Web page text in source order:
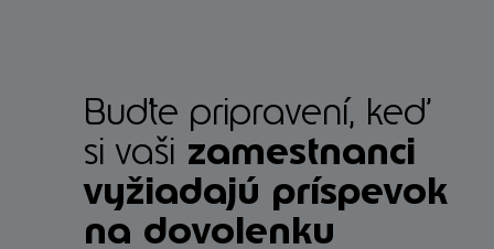
Buďte pripravení, keď
si vaši zamestnanci
vyžiadajú príspevok
na dovolenku